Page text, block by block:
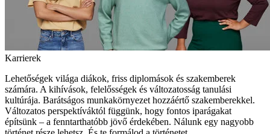
Karrierek
Lehetőségek világa diákok, friss diplomások és szakemberek
számára. A kihívások, felelősségek és változatosság tanulási
kultúrája. Barátságos munkakörnyezet hozzáértő szakemberekkel.
Változatos perspektíváktól függünk, hogy fontos iparágakat
építsünk – a fenntarthatóbb jövő érdekében. Nálunk egy nagyobb